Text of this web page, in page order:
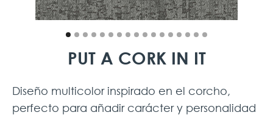
PUT A CORK IN IT
Diseño multicolor inspirado en el corcho,
perfecto para añadir carácter y personalidad